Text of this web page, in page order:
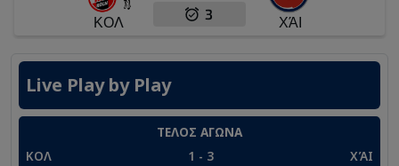
ΚΟΛ 3 ΧΆΙ
Live Play by Play
ΤΕΛΟΣ ΑΓΩΝΑ
ΚΟΛ
1 - 3 ΧΆΙ